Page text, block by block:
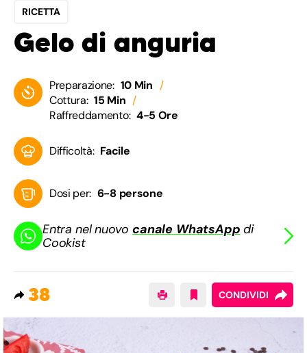
RICETTA
Gelo di anguria
Preparazione: 10 Min
Cottura: 15 Min
Raffreddamento: 4-5 Ore
Difficoltà: Facile
Dosi per: 6-8 persone
Entra nel nuovocanale WhatsApp di
Cookist
38 CONDIVIDI